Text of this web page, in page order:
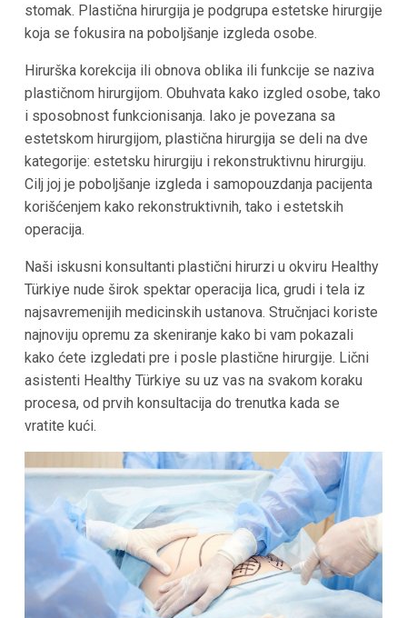
stomak. Plastična hirurgija je podgrupa estetske hirurgije
koja se fokusira na poboljšanje izgleda osobe.
Hirurška korekcija ili obnova oblika ili funkcije se naziva
plastičnom hirurgijom. Obuhvata kako izgled osobe, tako
i sposobnost funkcionisanja. Iako je povezana sa
estetskom hirurgijom, plastična hirurgija se deli na dve
kategorije: estetsku hirurgiju i rekonstruktivnu hirurgiju.
Cilj joj je poboljšanje izgleda i samopouzdanja pacijenta
korišćenjem kako rekonstruktivnih, tako i estetskih
operacija.
Naši iskusni konsultanti plastični hirurzi u okviru Healthy
Türkiye nude širok spektar operacija lica, grudi i tela iz
najsavremenijih medicinskih ustanova. Stručnjaci koriste
najnoviju opremu za skeniranje kako bi vam pokazali
kako ćete izgledati pre i posle plastične hirurgije. Lični
asistenti Healthy Türkiye su uz vas na svakom koraku
procesa, od prvih konsultacija do trenutka kada se
vratite kući.